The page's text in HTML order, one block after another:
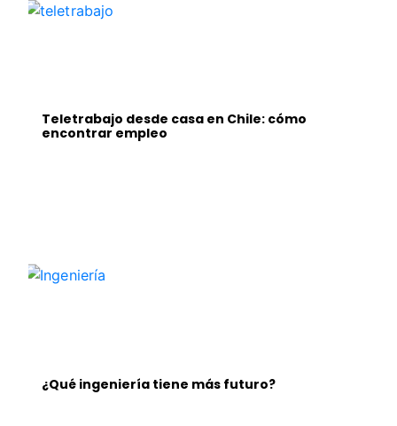
Teletrabajo desde casa en Chile: cómo
encontrar empleo
¿Qué ingeniería tiene más futuro?